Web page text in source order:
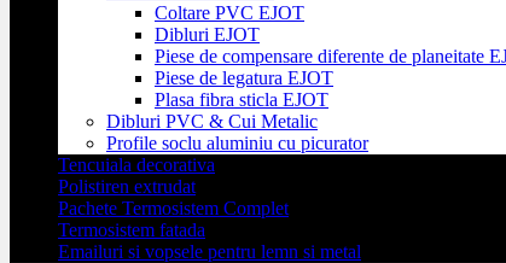
Coltare PVC EJOT
Dibluri EJOT
Piese de compensare diferente de planeitate
Piese de legatura EJOT
Plasa fibra sticla EJOT
Dibluri PVC & Cui Metalic
Profile soclu aluminiu cu picurator
Tencuiala decorativa
Polistiren extrudat
Pachete Termosistem Complet
Termosistem fatada
Emailuri si vopsele pentru lemn si metal